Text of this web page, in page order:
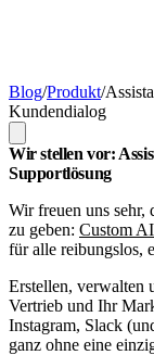
Blog/Produkt/
Kundendialog
Wir stellen vor:
Supportlösung
Wir freuen uns sehr,
zu geben: Custom
für alle reibungslos,
Erstellen, verwalten
Vertrieb und Ihr
Instagram, Slack
ganz ohne eine